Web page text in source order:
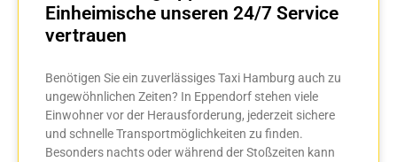
Einheimische unseren 24/7 Service
vertrauen
Benötigen Sie ein zuverlässiges Taxi Hamburg auch zu
ungewöhnlichen Zeiten? In Eppendorf stehen viele
Einwohner vor der Herausforderung, jederzeit sichere
und schnelle Transportmöglichkeiten zu finden.
Besonders nachts oder während der Stoßzeiten kann